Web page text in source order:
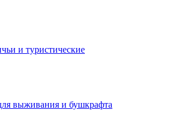
и туристические
выживания и бушкрафта